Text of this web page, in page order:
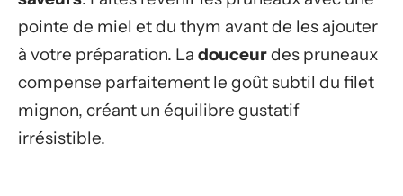
pointe de miel et du thym avant de les ajouter
à votre préparation. La douceurdes pruneaux
compense parfaitement le goût subtil du filet
mignon, créant un équilibre gustatif
irrésistible.